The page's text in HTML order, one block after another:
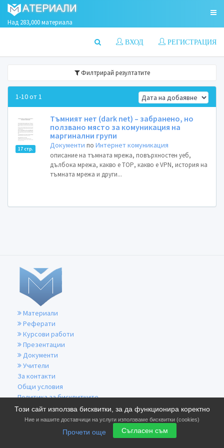
Над 283,000 материала
РЕГИСТРАЦИЯ
ВХОД
Филтрирай резултатите
1-10 от 1
17 стр.
Тъмният нет (dark net) – забранено, но
ползвано място за комуникация на
маргинални групи
Документи поИнтернет комуникация
описание на тъмната мрежа, повърхностен уеб,
дълбока мрежа, какво е ТОР, какво е VPN, история на
тъмната мрежа и други...
Този сайт използва бисквитки, за да функционира коректно
Ние и нашите доставчици на услуги използваме бисквитки (cookies)
Прочети още Съгласен съм
Материали
Реферати
Курсови работи
Презентации
Документи
Учители
За контакти
Общи условия
Политика за бисквитките
Политика за поверителност